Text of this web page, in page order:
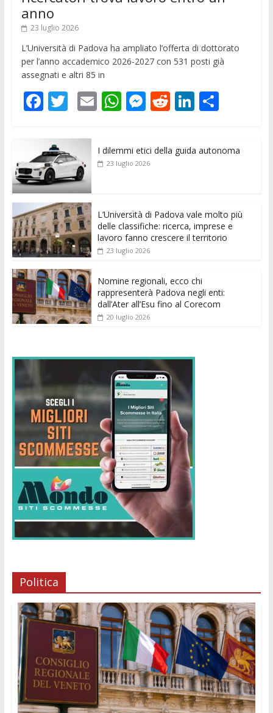
anno
23 luglio 2026
L’Università di Padova ha ampliato l’offerta di dottorato
per l’anno accademico 2026-2027 con 531 posti già
assegnati e altri 85 in
F
e
b
o
o
k
T
itt
er
E
ai
l
W
s
p
M
ss
e
er
R
di
Li
e
C
di
I dilemmi etici della guida autonoma
23 luglio 2026
L’Università di Padova vale molto più
delle classifiche: ricerca, imprese e
lavoro fanno crescere il territorio
23 luglio 2026
Nomine regionali, ecco chi
rappresenterà Padova negli enti:
dall’Ater all’Esu fino al Corecom
20 luglio 2026
Politica